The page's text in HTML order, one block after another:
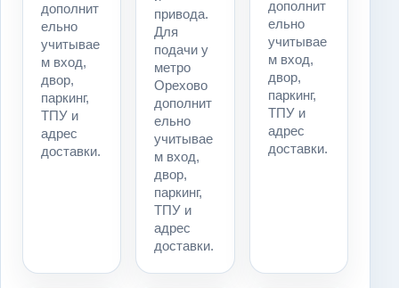
дополнит
ельно
учитывае
м вход,
двор,
паркинг,
ТПУ и
адрес
доставки.
привода.
Для
подачи у
метро
Орехово
дополнит
ельно
учитывае
м вход,
двор,
паркинг,
ТПУ и
адрес
доставки.
дополнит
ельно
учитывае
м вход,
двор,
паркинг,
ТПУ и
адрес
доставки.